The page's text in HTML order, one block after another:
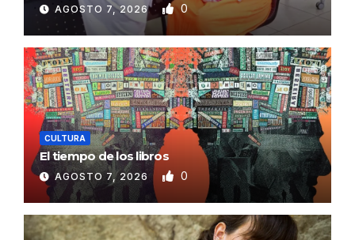
AGOSTO 7, 2026 0
CULTURA
El tiempo de los libros
AGOSTO 7, 2026 0